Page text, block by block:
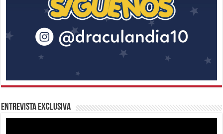
Entrevista Exclusiva